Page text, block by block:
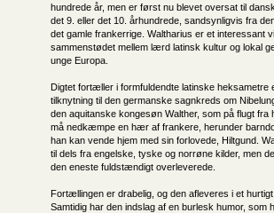
hundrede år, men er først nu blevet oversat til
det 9. eller det 10. århundrede, sandsynligvis fra
det gamle frankerrige. Waltharius er et interessant
sammenstødet mellem lærd latinsk kultur og lokal
unge Europa.
Digtet fortæller i formfuldendte latinske heksametre
tilknytning til den germanske sagnkreds om
den aquitanske kongesøn Walther, som på flugt fra
må nedkæmpe en hær af frankere, herunder
han kan vende hjem med sin forlovede, Hiltgund.
til dels fra engelske, tyske og norrøne kilder, men
den eneste fuldstændigt overleverede.
Fortællingen er drabelig, og den afleveres i et hurtigt
Samtidig har den indslag af en burlesk humor,